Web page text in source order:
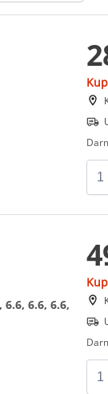
6.6, 6.6, 6.6,